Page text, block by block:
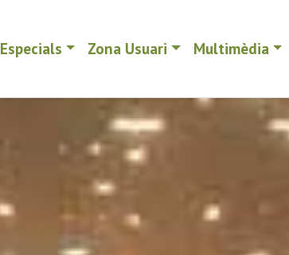
Especials Zona Usuari Multimèdia